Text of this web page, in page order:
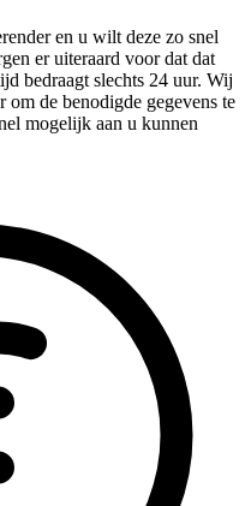
en u wilt deze zo snel
er uiteraard voor dat dat
bedraagt slechts 24 uur. Wij
de benodigde gegevens te
mogelijk aan u kunnen